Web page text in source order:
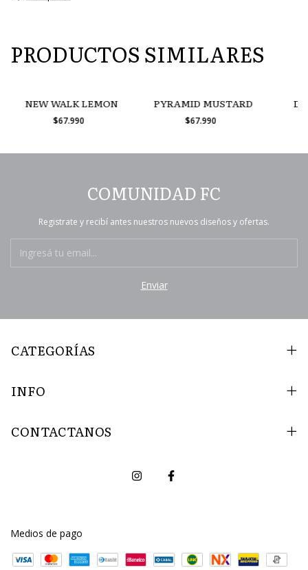
PRODUCTOS SIMILARES
NEW WALK LEMON
$67.990
PYRAMID MUSTARD
$67.990
COMUNIDAD FC
Registrate y recibí antes nuestros nuevos diseños y ofertas.
CATEGORÍAS
INFO
CONTACTANOS
Medios de pago